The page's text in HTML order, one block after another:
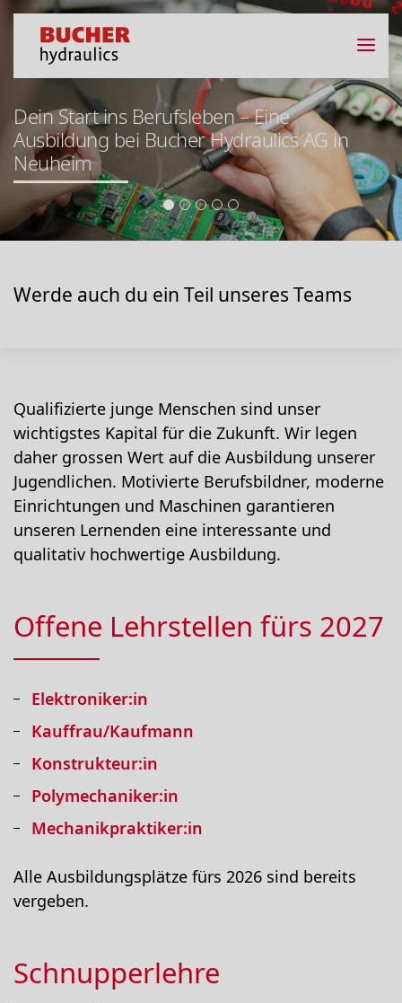
Dein Start ins Berufsleben – Eine
Ausbildung bei Bucher Hydraulics AG in
Neuheim
Werde auch du ein Teil unseres Teams
Qualifizierte junge Menschen sind unser
wichtigstes Kapital für die Zukunft. Wir legen
daher grossen Wert auf die Ausbildung unserer
Jugendlichen. Motivierte Berufsbildner, moderne
Einrichtungen und Maschinen garantieren
unseren Lernenden eine interessante und
qualitativ hochwertige Ausbildung.
Offene Lehrstellen fürs 2027
Elektroniker:in
Kauffrau/Kaufmann
Konstrukteur:in
Polymechaniker:in
Mechanikpraktiker:in
Alle Ausbildungsplätze fürs 2026 sind bereits
vergeben.
Schnupperlehre